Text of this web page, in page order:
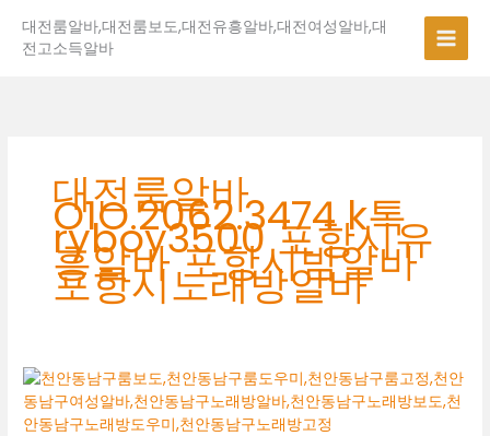
대전룸알바,대전룸보도,대전유흥알바,대전여성알바,대
전고소득알바
대전룸알바
O1O.2062.3474 k톡
ryboy3500 포항시유
흥알바 포항시밤알바
포항시노래방알바
대
전
룸